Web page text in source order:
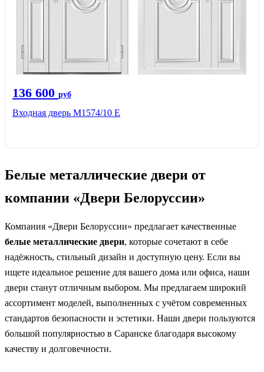
136 600 руб
Входная дверь М1574/10 Е
Белые металлические двери от
компании «Двери Белоруссии»
Компания «Двери Белоруссии» предлагает качественные
белые металлические двери, которые сочетают в себе
надёжность, стильный дизайн и доступную цену. Если вы
ищете идеальное решение для вашего дома или офиса, наши
двери станут отличным выбором. Мы предлагаем широкий
ассортимент моделей, выполненных с учётом современных
стандартов безопасности и эстетики. Наши двери пользуются
большой популярностью в Саранске благодаря высокому
качеству и долговечности.